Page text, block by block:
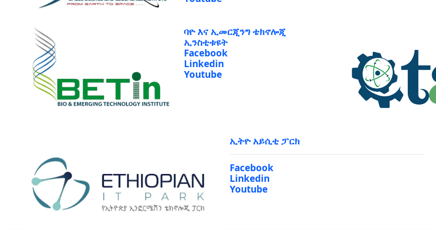
ባዮ እና ኢመርጂንግ ቴክኖሎጂ
ኢንስቲቱዩት
Facebook
Linkedin
Youtube
ኢትዮ አይሲቲ ፓርክ
Facebook
Linkedin
Youtube